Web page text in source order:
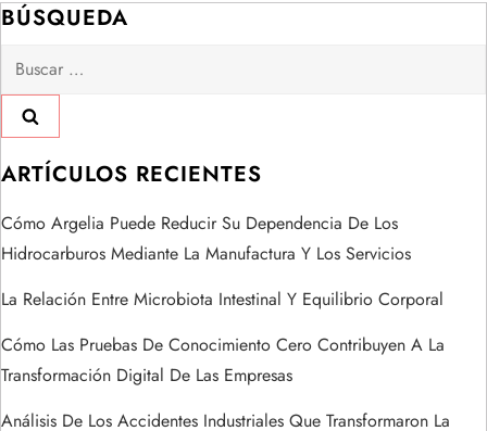
g
a
c
i
ó
n
d
e
BÚSQUEDA
Buscar:
ARTÍCULOS RECIENTES
Cómo Argelia Puede Reducir Su Dependencia De Los
Hidrocarburos Mediante La Manufactura Y Los Servicios
La Relación Entre Microbiota Intestinal Y Equilibrio Corporal
Cómo Las Pruebas De Conocimiento Cero Contribuyen A La
Transformación Digital De Las Empresas
Análisis De Los Accidentes Industriales Que Transformaron La